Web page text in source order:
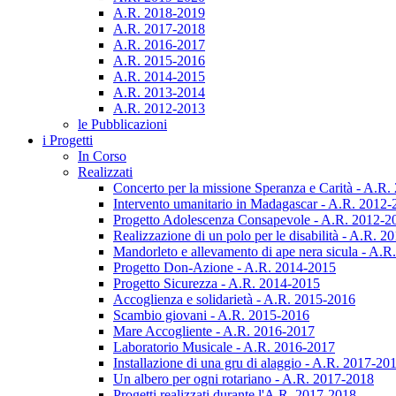
A.R. 2018-2019
A.R. 2017-2018
A.R. 2016-2017
A.R. 2015-2016
A.R. 2014-2015
A.R. 2013-2014
A.R. 2012-2013
le Pubblicazioni
i Progetti
In Corso
Realizzati
Concerto per la missione Speranza e Carità - A.R.
Intervento umanitario in Madagascar - A.R. 2012-
Progetto Adolescenza Consapevole - A.R. 2012-
Realizzazione di un polo per le disabilità - A.R.
Mandorleto e allevamento di ape nera sicula -
Progetto Don-Azione - A.R. 2014-2015
Progetto Sicurezza - A.R. 2014-2015
Accoglienza e solidarietà - A.R. 2015-2016
Scambio giovani - A.R. 2015-2016
Mare Accogliente - A.R. 2016-2017
Laboratorio Musicale - A.R. 2016-2017
Installazione di una gru di alaggio - A.R. 2017-
Un albero per ogni rotariano - A.R. 2017-2018